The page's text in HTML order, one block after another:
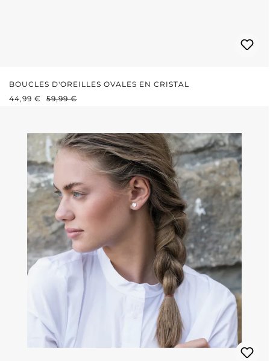
BOUCLES D'OREILLES OVALES EN CRISTAL
PRIX DE VENTE :
44,99 € PRIX RÉGULIER :
59,99 €